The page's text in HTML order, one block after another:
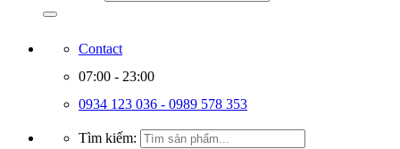
Contact
07:00 - 23:00
0934 123 036 - 0989 578 353
Tìm kiếm: